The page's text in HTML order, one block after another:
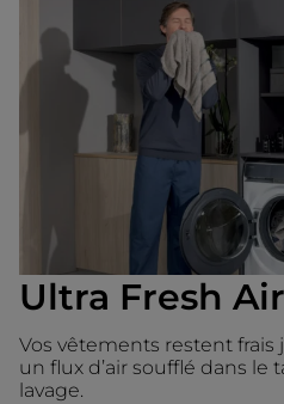
Ultra Fresh Air
Vos vêtements restent frais
un flux d’air soufflé dans le
lavage.